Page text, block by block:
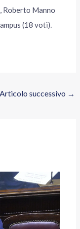
Roberto Manno
(18 voti).
Articolo successivo →